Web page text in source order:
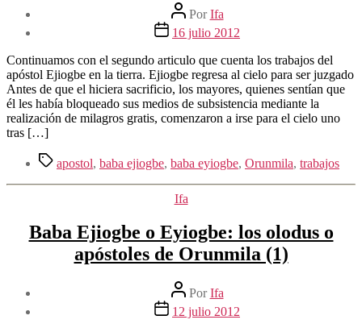
Autor
de
la
PorIfa
Fecha
la
entrada
16 julio 2012
Continuamos con el segundo articulo que cuenta los trabajos del
apóstol Ejiogbe en la tierra. Ejiogbe regresa al cielo para ser juzgado
Antes de que el hiciera sacrificio, los mayores, quienes sentían que
él les había bloqueado sus medios de subsistencia mediante la
realización de milagros gratis, comenzaron a irse para el cielo uno
tras […]
Etiquetas
apostol, baba ejiogbe, baba eyiogbe, Orunmila, trabajos
Categorías
Ifa
Baba Ejiogbe o Eyiogbe: los olodus o
apóstoles de Orunmila (1)
Autor
de
la
PorIfa
Fecha12 julio 2012